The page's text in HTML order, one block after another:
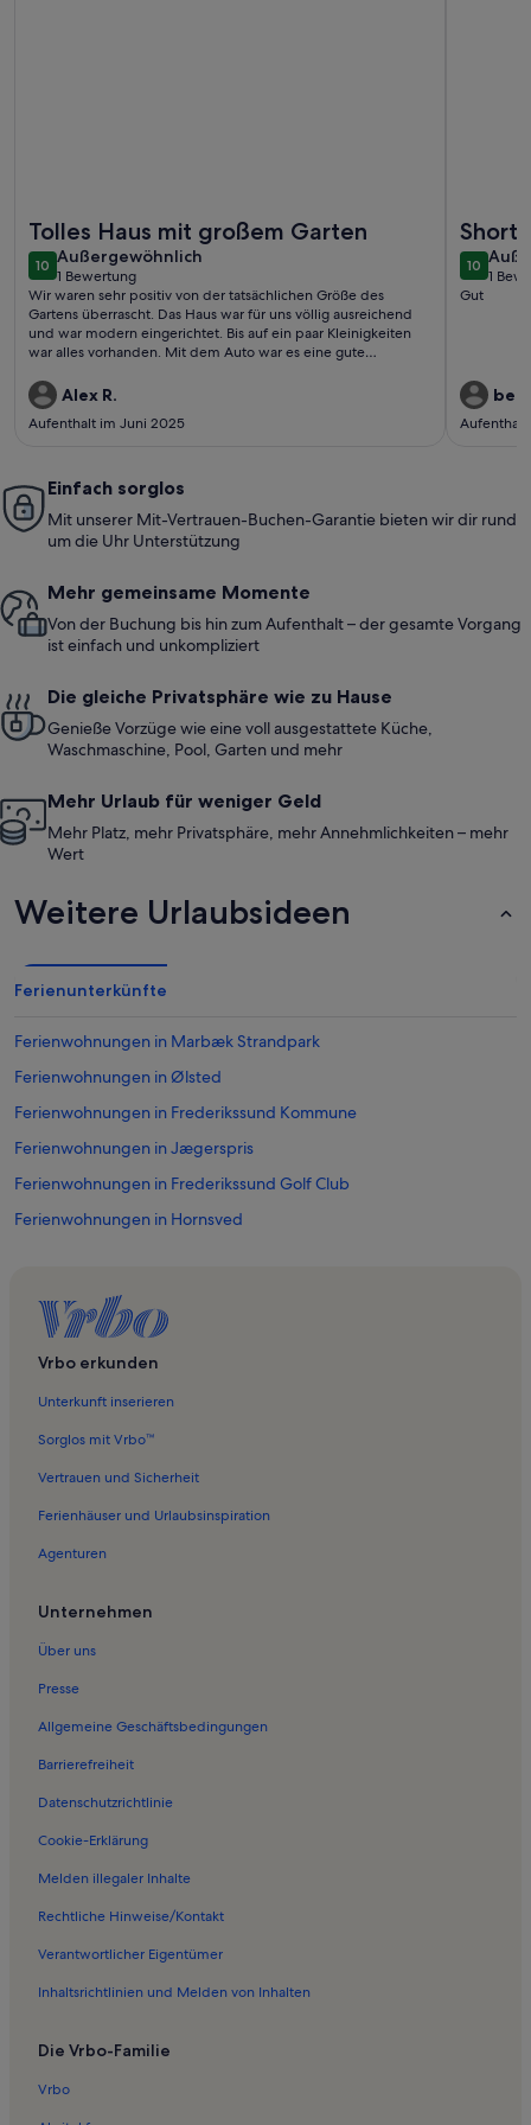
Tolles Haus mit großem Garten
1010 von 10
Außergewöhnlich
außergewöhnlich
1 Bewertung
(1
bewertung)
Wir waren sehr positiv von der tatsächlichen Größe des
Gartens überrascht. Das Haus war für uns völlig ausreichend
und war modern eingerichtet. Bis auf ein paar Kleinigkeiten
war alles vorhanden. Mit dem Auto war es eine gute
zu Fuß am Strand und konnte die Ruhe genießen. Wir würden
auf jeden Fall wieder unseren Urlaub dort verbringen.
Alex R.
Aufenthalt im Juni 2025
Shorty
1010 von
1
(1
Gut
Aufenthalt
Einfach sorglos
Mit unserer Mit-Vertrauen-Buchen-Garantie bieten wir dir rund
um die Uhr Unterstützung
Mehr gemeinsame Momente
Von der Buchung bis hin zum Aufenthalt – der gesamte Vorgang
ist einfach und unkompliziert
Die gleiche Privatsphäre wie zu Hause
Genieße Vorzüge wie eine voll ausgestattete Küche,
Waschmaschine, Pool, Garten und mehr
Mehr Urlaub für weniger Geld
Mehr Platz, mehr Privatsphäre, mehr Annehmlichkeiten – mehr
Wert
Weitere Urlaubsideen
Ferienunterkünfte
Ferienwohnungen in Marbæk Strandpark
Ferienwohnungen in Ølsted
Ferienwohnungen in Frederikssund Kommune
Ferienwohnungen in Jægerspris
Ferienwohnungen in Frederikssund Golf Club
Ferienwohnungen in Hornsved
Ferienwohnungen in Nordskoven
Ferienwohnungen in Schloss Jægerspris
Vrbo erkunden
Unterkunft inserieren
Sorglos mit Vrbo™
Vertrauen und Sicherheit
Ferienhäuser und Urlaubsinspiration
Agenturen
Unternehmen
Über uns
Presse
Allgemeine Geschäftsbedingungen
Barrierefreiheit
Datenschutzrichtlinie
Cookie-Erklärung
Melden illegaler Inhalte
Rechtliche Hinweise/Kontakt
Verantwortlicher Eigentümer
Inhaltsrichtlinien und Melden von Inhalten
Die Vrbo-Familie
Vrbo